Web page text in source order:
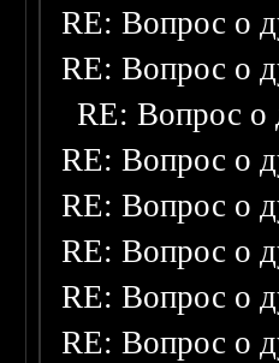
RE: Вопрос о
RE: Вопрос о
RE: Вопрос о
RE: Вопрос о
RE: Вопрос о
RE: Вопрос о
RE: Вопрос о
RE: Вопрос о